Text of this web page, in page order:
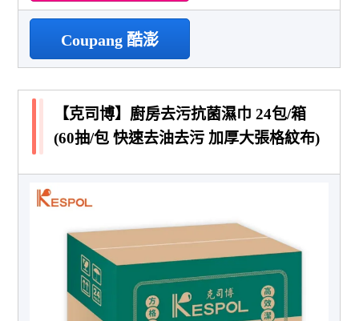
Coupang 酷澎
【克司博】廚房去污抗菌濕巾 24包/箱
(60抽/包 快速去油去污 加厚大張格紋布)